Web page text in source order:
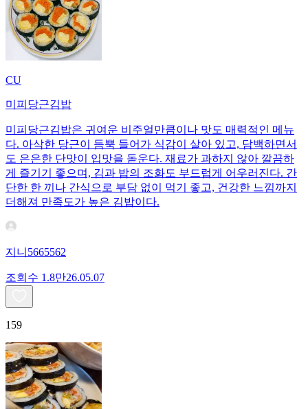
CU
미피당근김밥
미피당근김밥은 귀여운 비주얼만큼이나 맛도 매력적인 메뉴
다. 아삭한 당근이 듬뿍 들어가 식감이 살아 있고, 담백하면서
도 은은한 단맛이 입맛을 돋운다. 재료가 과하지 않아 깔끔하
게 즐기기 좋으며, 김과 밥의 조화도 부드럽게 어우러진다. 간
단한 한 끼나 간식으로 부담 없이 먹기 좋고, 건강한 느낌까지
더해져 만족도가 높은 김밥이다.
지니5665562
조회수 1.8만26.05.07
159